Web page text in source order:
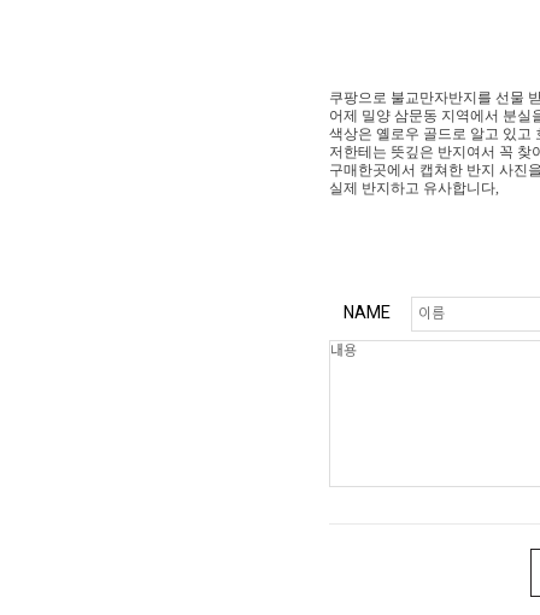
쿠팡으로 불교만자반지를 선물
어제 밀양 삼문동 지역에서 분실
색상은 옐로우 골드로 알고 있고
저한테는 뜻깊은 반지여서 꼭 찾
구매한곳에서 캡쳐한 반지 사진
실제 반지하고 유사합니다,
NAME